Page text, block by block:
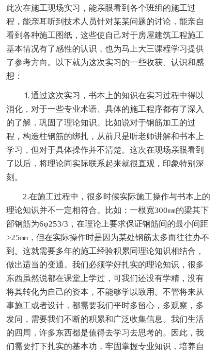
此次在施工现场实习，能亲眼看到各个班组的施工过
程，能亲耳听到技术人员针对某某问题的讨论，能亲自
看到各种施工图纸，这些使自己对于房屋建筑工程施工
基本情况有了感性的认识，也为马上大三课程学习提供
了参考方向。以下就为这次实习的一些收获、认识和感
想：
⒈通过这次实习，书本上的知识在实习过程中得以
消化，对于一些专业术语、具体的施工程序都有了深入
的了解，巩固了理论知识。比如说对于钢筋加工的过
程，构造柱钢筋的绑扎，从前只是听老师讲解和书本上
学习，但对于具体操作并不清楚。这次在现场亲眼看到
了以后，将理论同实际联系起来就很直观，印象特别深
刻。
2.在施工过程中，很多时候实际施工操作与书本上的
理论知识并不一定相符合。比如：一根宽300㎜的梁其下
部钢筋为6φ253/3，在理论上要求保证钢筋间的最小间距
>25㎜，但在实际操作时是因为某处钢筋太多而往往办不
到。这就需要多年的施工经验积累同理论知识相结合，
做出适当的变通。我们必须学好扎实的理论知识，很多
东西虽然说都在课堂上学过，可我们还没有学精，没有
将其转化为自己的资本，不能够学以致用。不管将来从
事施工或者设计，都需要我们平时多留心，多观察，多
发问，需要我们不断的积累和广泛收集信息。我们生活
的四周，许多东西都是值得去学习去思考的。因此，我
们需要打下扎实的基本功，牢固掌握专业知识，培养自